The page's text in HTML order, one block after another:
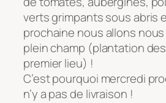
verts grimpants sous abris
prochaine nous allons
plein champ (plantation
premier lieu) !
C’est pourquoi mercredi
n’y a pas de livraison !